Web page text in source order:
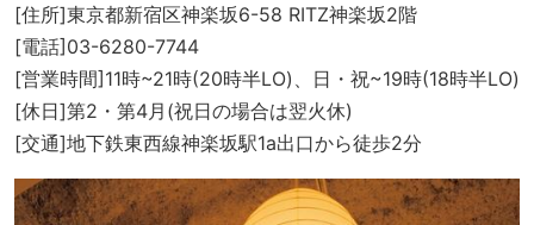
[住所]東京都新宿区神楽坂6-58 RITZ神楽坂2階
[電話]03-6280-7744
[営業時間]11時~21時(20時半LO)、日・祝~19時(18時半LO)
[休日]第2・第4月(祝日の場合は翌火休)
[交通]地下鉄東西線神楽坂駅1a出口から徒歩2分